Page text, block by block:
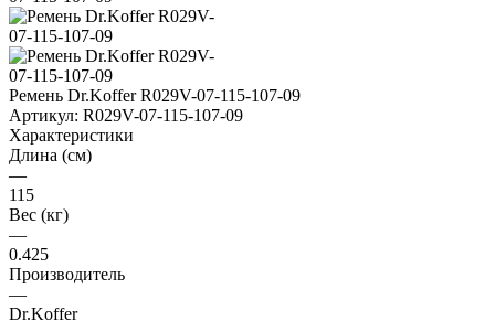
Ремень Dr.Koffer R029V-07-115-107-09
Артикул: R029V-07-115-107-09
Характеристики
Длина (см)
—
115
Вес (кг)
—
0.425
Производитель
—
Dr.Koffer